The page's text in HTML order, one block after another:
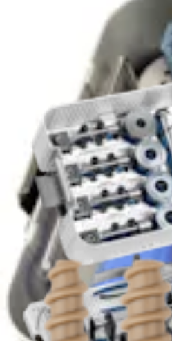
Set de aloinjerto OATS , largo
Rodilla